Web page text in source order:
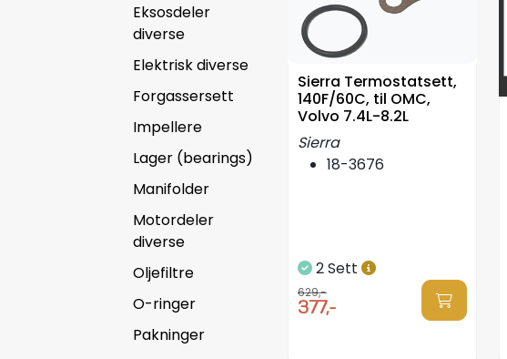
Eksosdeler
diverse
Elektrisk diverse
Forgassersett
Impellere
Lager (bearings)
Manifolder
Motordeler
diverse
Oljefiltre
O-ringer
Pakninger
Sierra Termostatsett,
140F/60C, til OMC,
Volvo 7.4L-8.2L
Sierra
18-3676
2 Sett
629,-
377,-